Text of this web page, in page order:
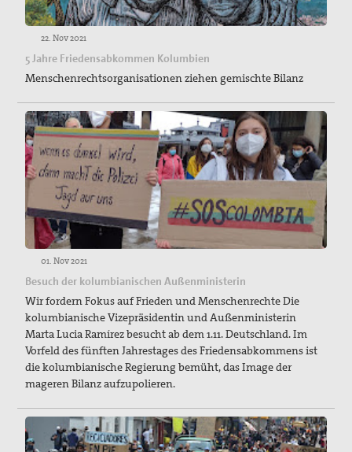
22. Nov 2021
5 Jahre Friedensabkommen Kolumbien
Menschenrechtsorganisationen ziehen gemischte Bilanz
01. Nov 2021
Besuch der kolumbianischen Außenministerin
Wir fordern Fokus auf Frieden und Menschenrechte Die
kolumbianische Vizepräsidentin und Außenministerin
Marta Lucia Ramírez besucht ab dem 1.11. Deutschland. Im
Vorfeld des fünften Jahrestages des Friedensabkommens ist
die kolumbianische Regierung bemüht, das Image der
mageren Bilanz aufzupolieren.